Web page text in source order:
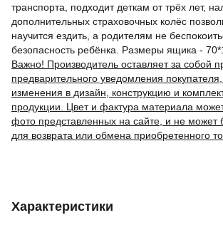
транспорта, подходит деткам от трёх лет,
дополнительных страховочных колёс
научится ездить, а родителям не
безопасность ребёнка. Размеры ящика -
Важно! Производитель оставляет за собой
предварительного уведомления
изменения в дизайн, конструкцию и
продукции. Цвет и фактура материала
фото представленных на сайте, и не может
для возврата или обмена приобретенного
Характеристики